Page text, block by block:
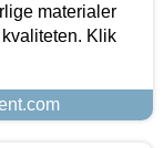
materialer
Klik